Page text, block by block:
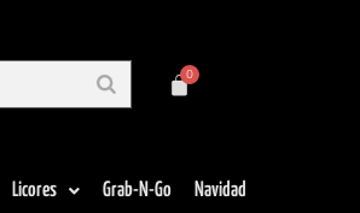
Licores Grab-N-Go Navidad